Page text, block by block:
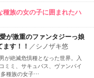
種族の女の子に囲まれたハ
が激重のファンタジーっ娘
す！！ ／シノザキ悠
が絶滅危惧種となった世界。入
ミミ、サキュバス、ヴァンパイ
種族の女子…